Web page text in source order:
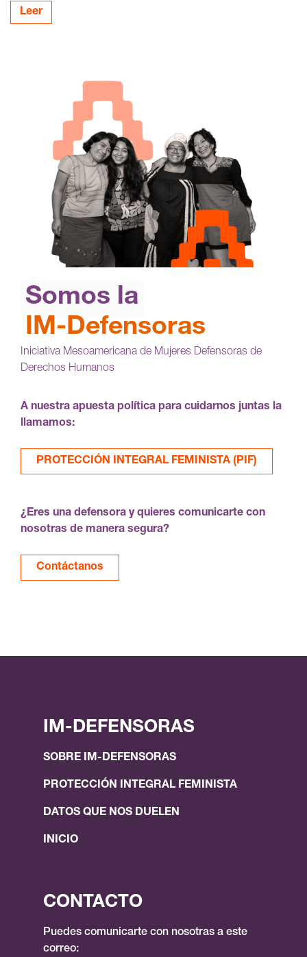
Leer
Somos la
IM-Defensoras
Iniciativa Mesoamericana de Mujeres Defensoras de
Derechos Humanos
A nuestra apuesta política para cuidarnos juntas la
llamamos:
PROTECCIÓN INTEGRAL FEMINISTA (PIF)
¿Eres una defensora y quieres comunicarte con
nosotras de manera segura?
Contáctanos
IM-DEFENSORAS
SOBRE IM-DEFENSORAS
PROTECCIÓN INTEGRAL FEMINISTA
DATOS QUE NOS DUELEN
INICIO
CONTACTO
Puedes comunicarte con nosotras a este
correo: